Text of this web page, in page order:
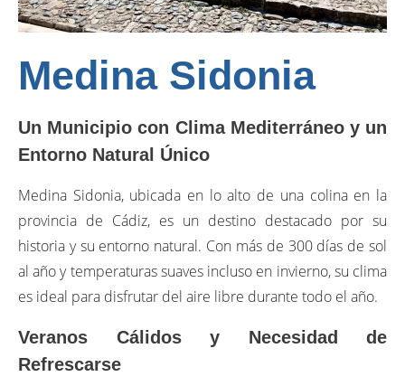
Medina Sidonia
Un Municipio con Clima Mediterráneo y un
Entorno Natural Único
Medina Sidonia, ubicada en lo alto de una colina en la
provincia de Cádiz, es un destino destacado por su
historia y su entorno natural. Con más de 300 días de sol
al año y temperaturas suaves incluso en invierno, su clima
es ideal para disfrutar del aire libre durante todo el año.
Veranos Cálidos y Necesidad de
Refrescarse